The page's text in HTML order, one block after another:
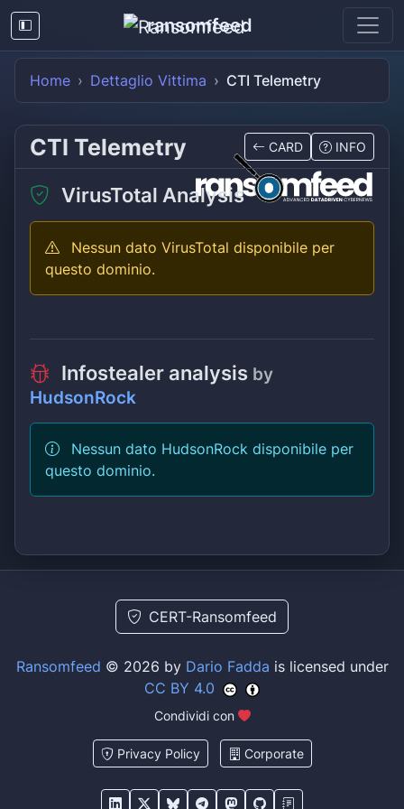
ransomfeed
Home Dettaglio Vittima CTI Telemetry
CTI Telemetry CARD INFO
VirusTotal Analysis
Nessun dato VirusTotal disponibile per
questo dominio.
Infostealer analysis by
HudsonRock
Nessun dato HudsonRock disponibile per
questo dominio.
CERT-Ransomfeed
Ransomfeed © 2026 by Dario Fadda is licensed under
CC BY 4.0
Condividi con
Privacy Policy Corporate